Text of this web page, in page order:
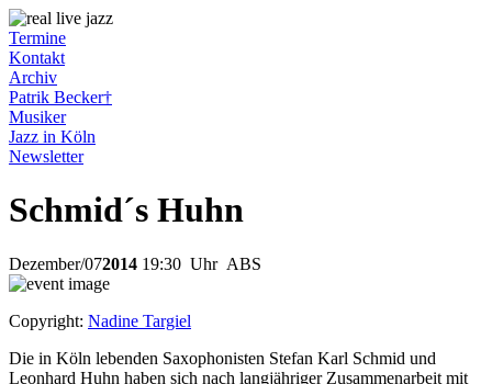
Termine
Kontakt
Archiv
Patrik Becker†
Musiker
Jazz in Köln
Newsletter
Schmid´s Huhn
Dezember/072014 19:30 Uhr ABS
Copyright: Nadine Targiel
Die in Köln lebenden Saxophonisten Stefan Karl Schmid und
Leonhard Huhn haben sich nach langjähriger Zusammenarbeit mit